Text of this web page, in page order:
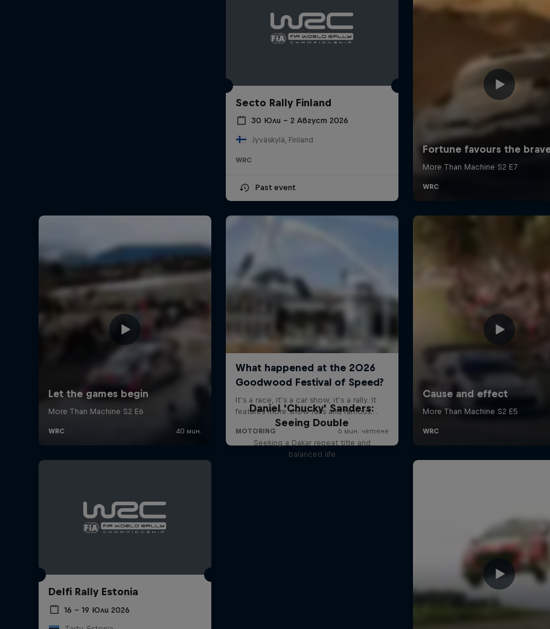
Secto Rally Finland
30 Юли – 2 Август 2026
Jyväskylä, Finland
WRC
Past event
Delfi Rally Estonia
16 – 19 Юли 2026
Daniel 'Chucky' Sanders:
Seeing Double
Seeking a Dakar repeat title and
balanced life